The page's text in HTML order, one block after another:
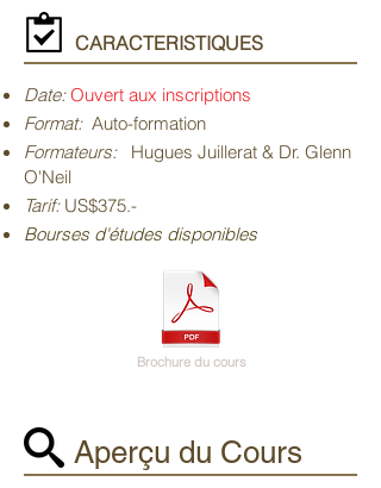
CARACTERISTIQUES
Date: Ouvert aux inscriptions
Format: Auto-formation
Formateurs: Hugues Juillerat & Dr. Glenn
O'Neil
Tarif: US$375.-
Bourses d'études disponibles
Brochure du cours
Aperçu du Cours